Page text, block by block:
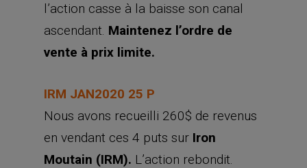
l’action casse à la baisse son canal
ascendant. Maintenez l’ordre de
vente à prix limite.
IRM JAN2020 25 P
Nous avons recueilli 260$ de revenus
en vendant ces 4 puts sur Iron
Moutain (IRM). L’action rebondit.